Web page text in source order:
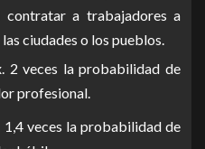
a trabajadores a
ciudades o los pueblos.
2 veces la probabilidad de
profesional.
1,4 veces la probabilidad de